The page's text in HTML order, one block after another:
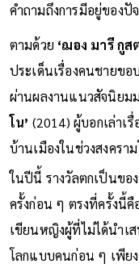
คำถามถึงการมีอยู่ของ
ตามด้วย ‘ฌอง มารี กูส
ประเด็นเรื่องคนชายขอ
ผ่านผลงานแนวสัจนิยม
โน’ (2014) ผู้บอกเล่าเ
บ้านเมืองในช่วงสงคราม
ในปีนี้ รางวัลตกเป็นขอ
ครั้งก่อน ๆ ตรงที่ครั้งนี้คื
เขียนหญิงผู้ที่ไม่ได้นำเ
โลกแบบคนก่อน ๆ เพียง